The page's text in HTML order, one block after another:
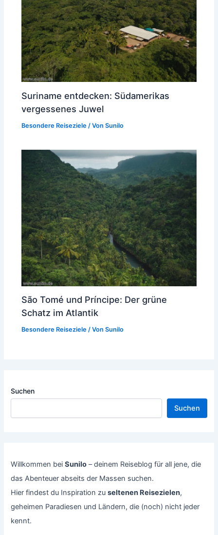
Suriname entdecken: Südamerikas
vergessenes Juwel
Besondere Reiseziele / VonSunilo
São Tomé und Príncipe: Der grüne
Schatz im Atlantik
Besondere Reiseziele / VonSunilo
Suchen
Suchen
Willkommen beiSunilo – deinem Reiseblog für all jene, die
das Abenteuer abseits der Massen suchen.
Hier findest du Inspiration zuseltenen Reisezielen,
geheimen Paradiesen und Ländern, die (noch) nicht jeder
kennt.